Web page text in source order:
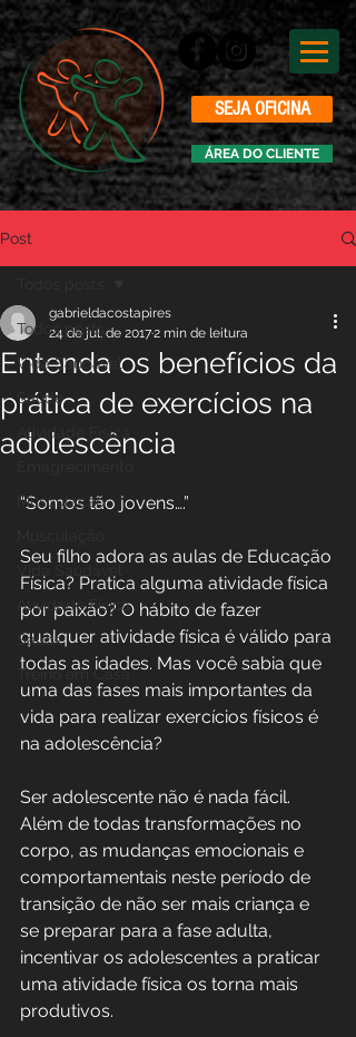
SEJA OFICINA
ÁREA DO CLIENTE
Post
Todos posts
Vida Saudável
Saúde
Atividade Física
Musculação
Atividade Física
Saúde
Treino em Casa
Entenda os benefícios da
prática de exercícios na
adolescência
gabrieldacostapires
24 de jul. de 20172 min de leitura
“Somos tão jovens….”
Seu filho adora as aulas de Educação
Física? Pratica alguma atividade física
por paixão? O hábito de fazer
qualquer atividade física é válido para
todas as idades. Mas você sabia que
uma das fases mais importantes da
vida para realizar exercícios físicos é
na adolescência?
Ser adolescente não é nada fácil.
Além de todas transformações no
corpo, as mudanças emocionais e
comportamentais neste período de
transição de não ser mais criança e
se preparar para a fase adulta,
incentivar os adolescentes a praticar
uma atividade física os torna mais
produtivos.